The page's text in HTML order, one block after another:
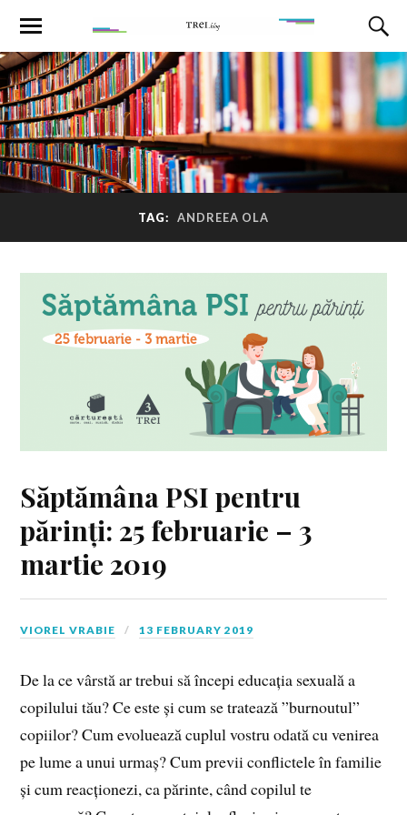
TAG: ANDREEA OLA
Săptămâna PSI pentru
părinți: 25 februarie – 3
martie 2019
VIOREL VRABIE 13 FEBRUARY 2019
De la ce vârstă ar trebui să începi educația sexuală a
copilului tău? Ce este și cum se tratează ”burnoutul”
copiilor? Cum evoluează cuplul vostru odată cu venirea
pe lume a unui urmaș? Cum previi conflictele în familie
și cum reacționezi, ca părinte, când copilul te